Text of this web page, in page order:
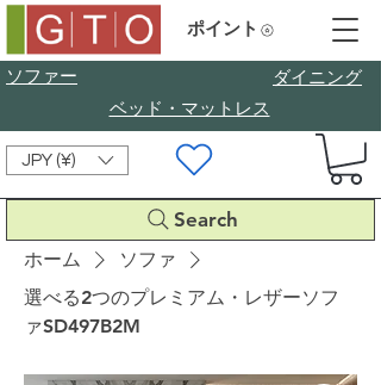
ソファー
​ダイニング
ベッド・マットレス
JPY (¥)
Search
ポイント
ホーム
ソファ
選べる2つのプレミアム・レザーソフ
ァSD497B2M